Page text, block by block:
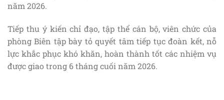
năm 2026.
Tiếp thu ý kiến chỉ đạo, tập thể cán bộ, viên chức của
phòng Biên tập bày tỏ quyết tâm tiếp tục đoàn kết, nỗ
lực khắc phục khó khăn, hoàn thành tốt các nhiệm vụ
được giao trong 6 tháng cuối năm 2026.